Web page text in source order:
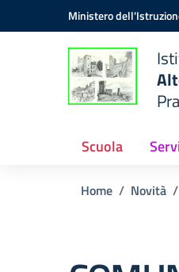
Vai ai contenuti
Vai al menu di navigazione
Ministero
Scuola
Home Novità